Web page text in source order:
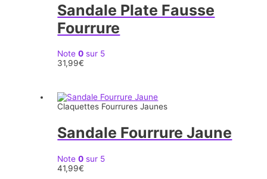
Sandale Plate Fausse
Fourrure
Note0 sur 5
31,99€
Claquettes Fourrures Jaunes
Sandale Fourrure Jaune
Note0 sur 5
41,99€